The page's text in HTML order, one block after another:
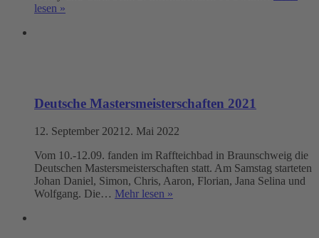
lesen »
Deutsche Mastersmeisterschaften 2021
12. September 2021 2. Mai 2022
Vom 10.-12.09. fanden im Raffteichbad in Braunschweig die
Deutschen Mastersmeisterschaften statt. Am Samstag starteten
Johan Daniel, Simon, Chris, Aaron, Florian, Jana Selina und
Wolfgang. Die… Mehr lesen »